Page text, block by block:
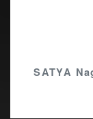
SATYA